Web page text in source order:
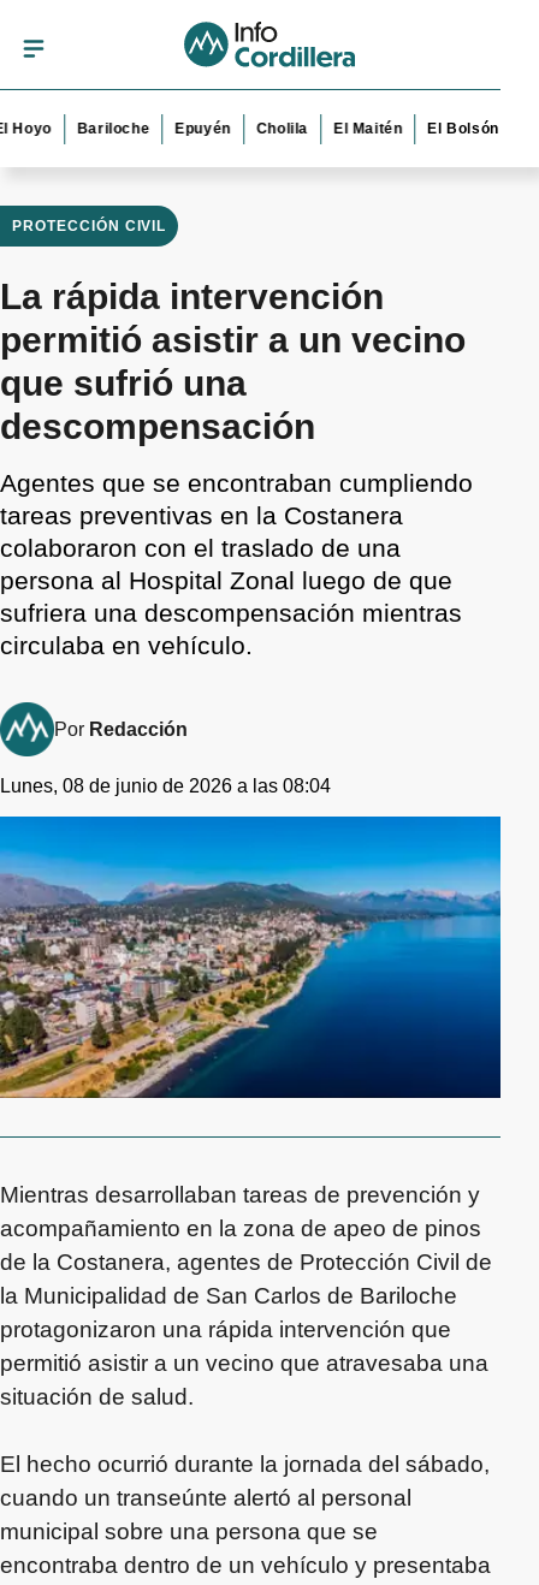
Bariloche Epuyén Cholila El Maitén El Bolsón Esquel
PROTECCIÓN CIVIL
La rápida intervención
permitió asistir a un vecino
que sufrió una
descompensación
Agentes que se encontraban cumpliendo
tareas preventivas en la Costanera
colaboraron con el traslado de una
persona al Hospital Zonal luego de que
sufriera una descompensación mientras
circulaba en vehículo.
Por Redacción
Lunes, 08 de junio de 2026 a las 08:04
Mientras desarrollaban tareas de prevención y
acompañamiento en la zona de apeo de pinos
de la Costanera, agentes de Protección Civil de
la Municipalidad de San Carlos de Bariloche
protagonizaron una rápida intervención que
permitió asistir a un vecino que atravesaba una
situación de salud.
El hecho ocurrió durante la jornada del sábado,
cuando un transeúnte alertó al personal
municipal sobre una persona que se
encontraba dentro de un vehículo y presentaba